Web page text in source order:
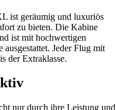
ist geräumig und luxuriös
zu bieten. Die Kabine
ist mit hochwertigen
Jeder Flug mit
der Extraklasse.
nur durch ihre Leistung und